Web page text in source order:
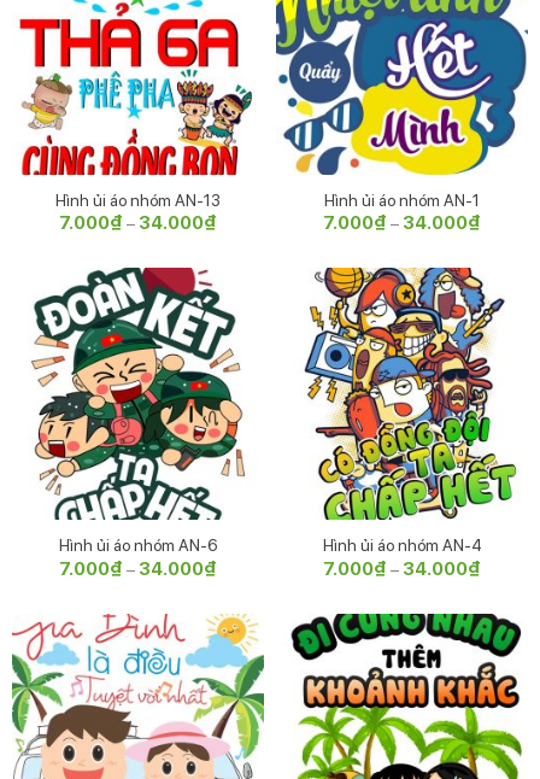
Hình ủi áo nhóm AN-13
7.000₫ – 34.000₫
34.000₫
Hình ủi áo nhóm AN-1
7.000₫ – 34.000₫
đến
Hình ủi áo nhóm AN-6
7.000₫ – 34.000₫
7.000₫
đến
34.000₫
Hình ủi áo nhóm AN-4
7.000₫ – 34.000₫
7.000₫
đến